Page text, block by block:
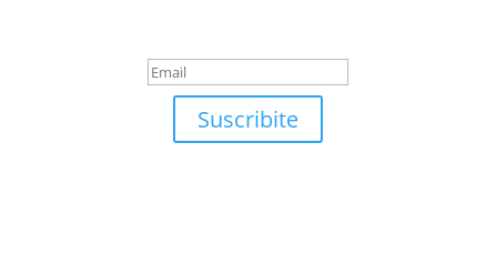
Suscribite